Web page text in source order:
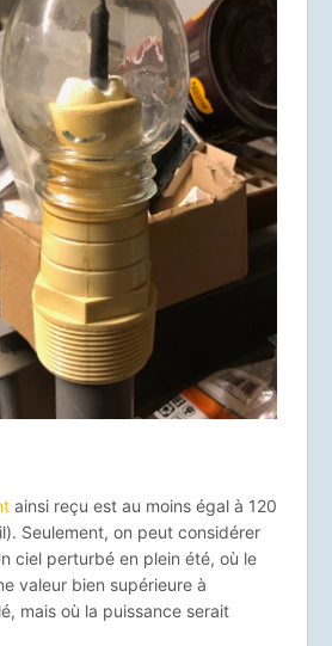
ainsi reçu est au moins égal à 120
Seulement, on peut considérer
ciel perturbé en plein été, où le
valeur bien supérieure à
mais où la puissance serait